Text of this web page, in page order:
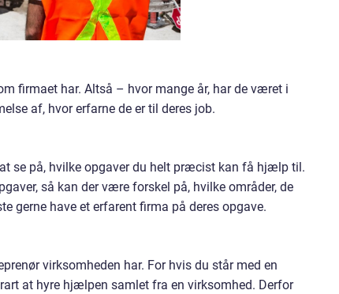
firmaet har. Altså – hvor mange år, har de været i
af, hvor erfarne de er til deres job.
se på, hvilke opgaver du helt præcist kan få hjælp til.
så kan der være forskel på, hvilke områder, de
gerne have et erfarent firma på deres opgave.
virksomheden har. For hvis du står med en
at hyre hjælpen samlet fra en virksomhed. Derfor